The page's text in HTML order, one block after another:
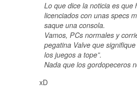
Lo que dice la noticia es que
licenciados con unas specs
saque una consola.
Vamos, PCs normales y
pegatina Valve que
los juegos a tope”.
Nada que los gordopeceros
xD